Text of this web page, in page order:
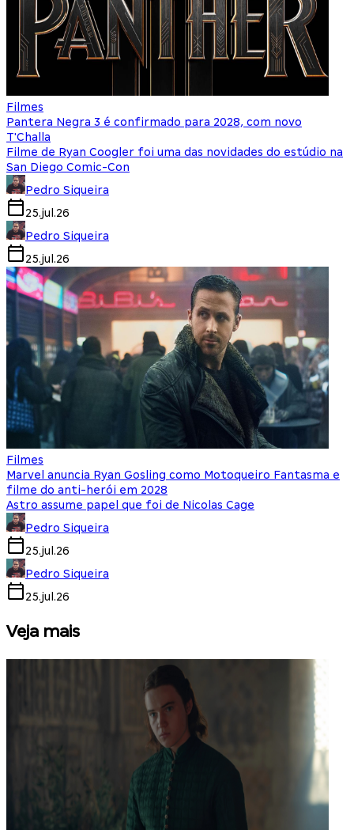
Filmes
Pantera Negra 3 é confirmado para 2028, com novo
T'Challa
Filme de Ryan Coogler foi uma das novidades do estúdio na
San Diego Comic-Con
Pedro Siqueira
25.jul.26
Pedro Siqueira
25.jul.26
Filmes
Marvel anuncia Ryan Gosling como Motoqueiro Fantasma e
filme do anti-herói em 2028
Astro assume papel que foi de Nicolas Cage
Pedro Siqueira
25.jul.26
Pedro Siqueira
25.jul.26
Veja mais